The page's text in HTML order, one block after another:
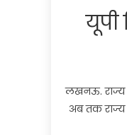
यूपी
लखनऊ. राज्य
अब तक राज्य